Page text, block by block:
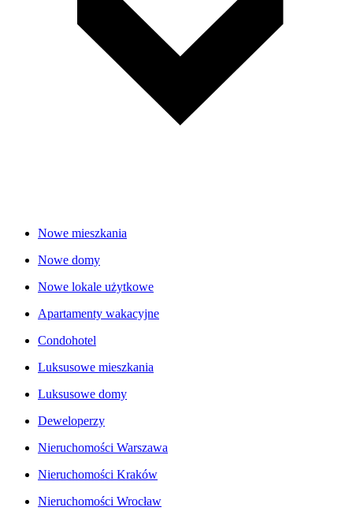
Nowe mieszkania
Nowe domy
Nowe lokale użytkowe
Apartamenty wakacyjne
Condohotel
Luksusowe mieszkania
Luksusowe domy
Deweloperzy
Nieruchomości Warszawa
Nieruchomości Kraków
Nieruchomości Wrocław